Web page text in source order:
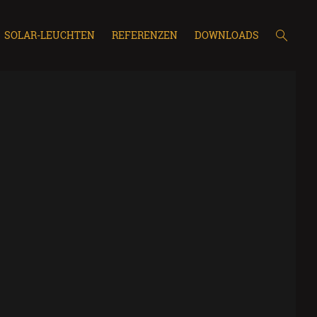
SOLAR-LEUCHTEN REFERENZEN DOWNLOADS